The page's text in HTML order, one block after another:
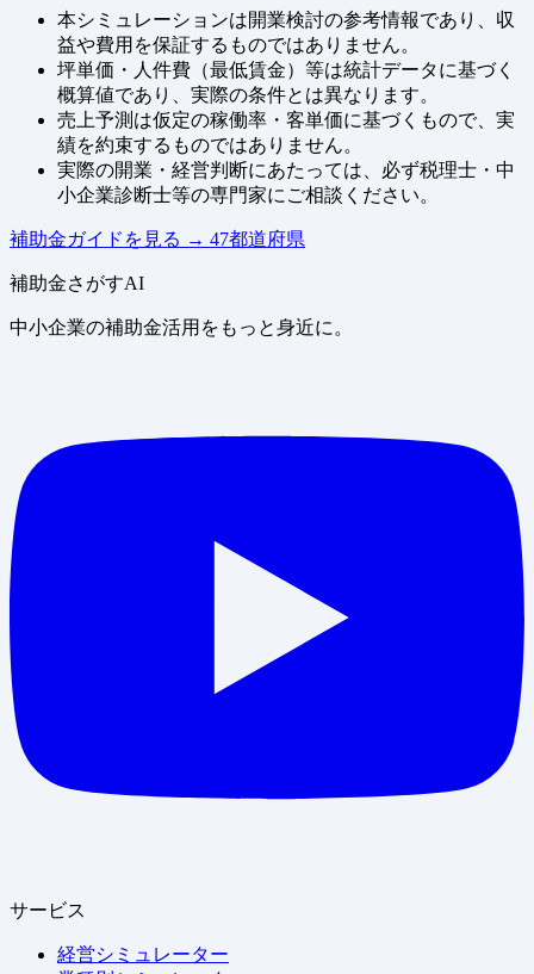
本シミュレーションは開業検討の参考情報であり、収
益や費用を保証するものではありません。
坪単価・人件費（最低賃金）等は統計データに基づく
概算値であり、実際の条件とは異なります。
売上予測は仮定の稼働率・客単価に基づくもので、実
績を約束するものではありません。
実際の開業・経営判断にあたっては、必ず税理士・中
小企業診断士等の専門家にご相談ください。
補助金ガイドを見る → 47都道府県
補助金さがすAI
中小企業の補助金活用をもっと身近に。
サービス
経営シミュレーター